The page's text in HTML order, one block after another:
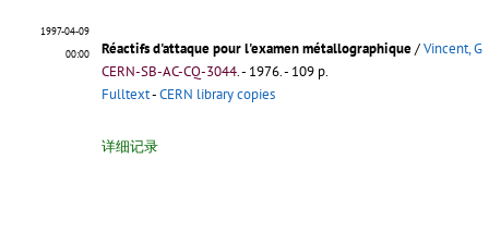
1997-04-09
00:00
Réactifs d'attaque pour l'examen métallographique/Vincent, G
CERN-SB-AC-CQ-3044.- 1976. - 109 p.
Fulltext-CERN library copies
详细记录